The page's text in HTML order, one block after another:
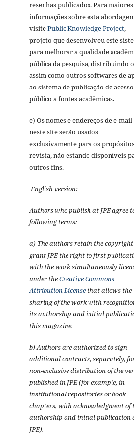
resenhas publicados. Para maiores
informações sobre esta
visitePublic Knowledge Project,
projeto que desenvolveu este
para melhorar a qualidade
pública da pesquisa, distribuindo o
assim como outros softwares de
ao sistema de publicação de acesso
público a fontes acadêmicas.
e) Os nomes e endereços de e-mail
neste site serão usados
exclusivamente para os
revista, não estando disponíveis
outros fins.
English version:
Authors who publish at JPE agree
following terms:
a) The authors retain the
grant JPE the right to first
with the work simultaneously
under theCreative Commons
Attribution Licensethat allows the
sharing of the work with
its authorship and initial
this magazine.
b) Authors are authorized to sign
additional contracts, separately,
non-exclusive distribution of the
published in JPE (for example, in
institutional repositories or book
chapters, with acknowledgment of
authorship and initial publication
JPE).